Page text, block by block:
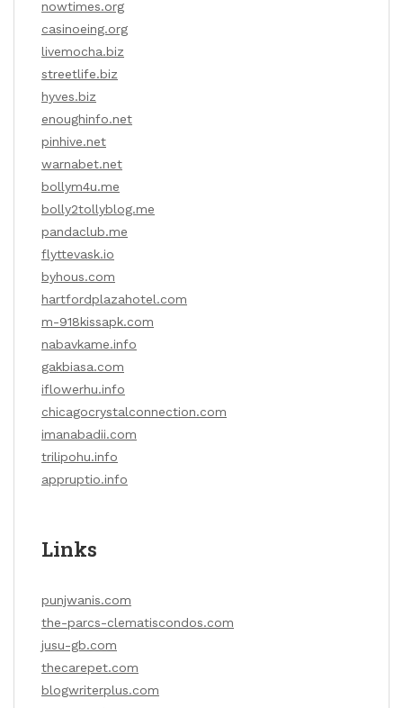
nowtimes.org
casinoeing.org
livemocha.biz
streetlife.biz
hyves.biz
enoughinfo.net
pinhive.net
warnabet.net
bollym4u.me
bolly2tollyblog.me
pandaclub.me
flyttevask.io
byhous.com
hartfordplazahotel.com
m-918kissapk.com
nabavkame.info
gakbiasa.com
iflowerhu.info
chicagocrystalconnection.com
imanabadii.com
trilipohu.info
appruptio.info
Links
punjwanis.com
the-parcs-clematiscondos.com
jusu-gb.com
thecarepet.com
blogwriterplus.com